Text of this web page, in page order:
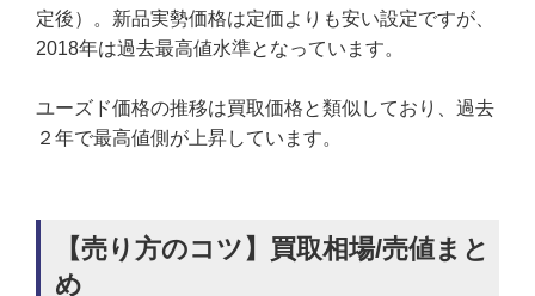
定後）。新品実勢価格は定価よりも安い設定ですが、
2018年は過去最高値水準となっています。
ユーズド価格の推移は買取価格と類似しており、過去
２年で最高値側が上昇しています。
【売り方のコツ】買取相場/売値まと
め